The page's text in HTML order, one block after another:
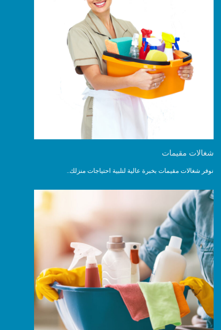
شغالات مقيمات
نوفر شغالات مقيمات بخبرة عالية لتلبية احتياجات منزلك..